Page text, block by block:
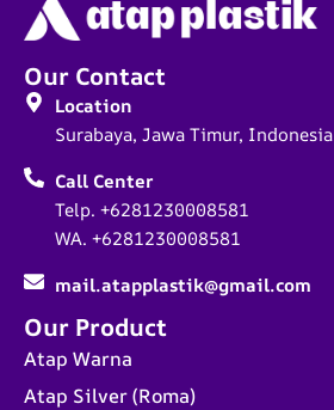
Our Product
Atap Warna
Atap Silver (Roma)
Our Contact
Location
Surabaya, Jawa Timur, Indonesia
Call Center
Telp. +6281230008581
WA. +6281230008581
mail.atapplastik@gmail.com